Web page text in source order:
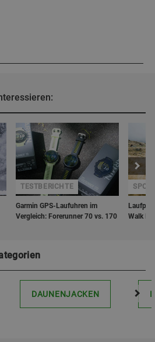
Garmin GPS-Laufuhren im
Vergleich: Forerunner 70 vs. 170
TESTBERICHTE
Walk
DAUNENJACKEN